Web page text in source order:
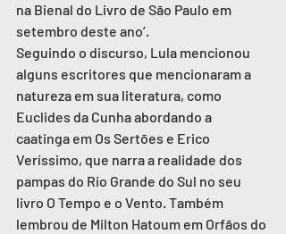
na Bienal do Livro de São Paulo em
setembro deste ano’.
Seguindo o discurso, Lula mencionou
alguns escritores que mencionaram a
natureza em sua literatura, como
Euclides da Cunha abordando a
caatinga em Os Sertões e Erico
Veríssimo, que narra a realidade dos
pampas do Rio Grande do Sul no seu
livro O Tempo e o Vento. Também
lembrou de Milton Hatoum em Orfãos do